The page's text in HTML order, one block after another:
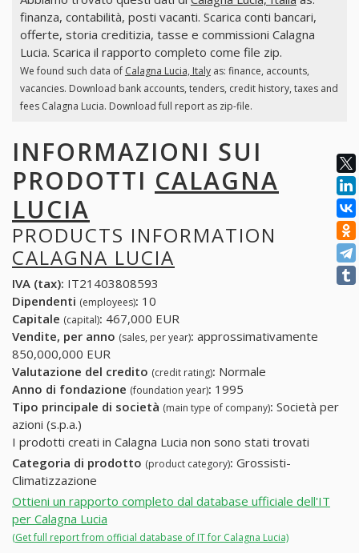
finanza, contabilità, posti vacanti. Scarica conti bancari,
offerte, storia creditizia, tasse e commissioni Calagna
Lucia. Scarica il rapporto completo come file zip.
We found such data of Calagna Lucia, Italyas: finance, accounts,
vacancies. Download bank accounts, tenders, credit history, taxes and
fees Calagna Lucia. Download full report as zip-file.
INFORMAZIONI SUI
PRODOTTI CALAGNA
LUCIA
PRODUCTS INFORMATION
CALAGNA LUCIA
IVA (tax): IT21403808593
Dipendenti (employees): 10
Capitale (capital): 467,000 EUR
Vendite, per anno (sales, per year): approssimativamente
850,000,000 EUR
Valutazione del credito (credit rating): Normale
Anno di fondazione (foundation year): 1995
Tipo principale di società (main type of company): Società per
azioni (s.p.a.)
I prodotti creati in Calagna Lucia non sono stati trovati
Categoria di prodotto (product category): Grossisti-
Climatizzazione
Ottieni un rapporto completo dal database ufficiale dell'IT
per Calagna Lucia
(Get full report from official database of IT for Calagna Lucia)